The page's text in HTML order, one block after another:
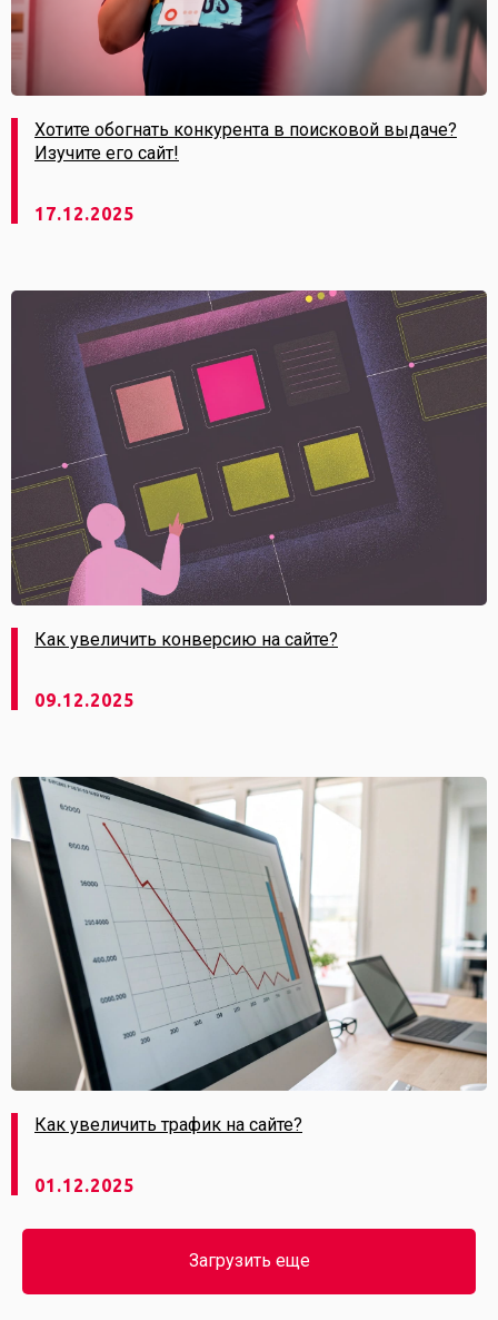
Хотите обогнать конкурента в поисковой выдаче?
Изучите его сайт!
17.12.2025
Как увеличить конверсию на сайте?
09.12.2025
Как увеличить трафик на сайте?
01.12.2025
Загрузить еще